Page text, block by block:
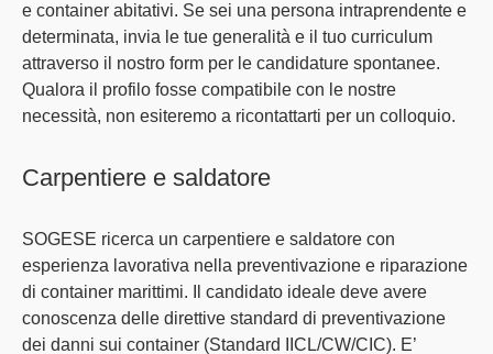
e container abitativi. Se sei una persona intraprendente e
determinata, invia le tue generalità e il tuo curriculum
attraverso il nostro form per le candidature spontanee.
Qualora il profilo fosse compatibile con le nostre
necessità, non esiteremo a ricontattarti per un colloquio.
Carpentiere e saldatore
SOGESE ricerca un carpentiere e saldatore con
esperienza lavorativa nella preventivazione e riparazione
di container marittimi. Il candidato ideale deve avere
conoscenza delle direttive standard di preventivazione
dei danni sui container (Standard IICL/CW/CIC). E’